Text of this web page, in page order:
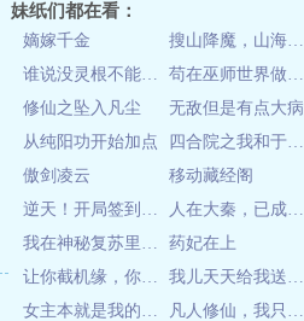
妹纸们都在看：
嫡嫁千金
搜山降魔，山海显圣
谁说没灵根不能修仙的？
苟在巫师世界做实验
修仙之坠入凡尘
无敌但是有点大病
从纯阳功开始加点
四合院之我和于莉青梅竹马
傲剑凌云
移动藏经阁
逆天！开局签到第一天就无敌啦！
人在大秦，已成道祖！
我在神秘复苏里喝魔药
药妃在上
让你截机缘，你把师姐也截了？
我儿天天给我送道侣，真顶不住了
女主本就是我的，截胡系统什么鬼
凡人修仙，我只是个路人甲